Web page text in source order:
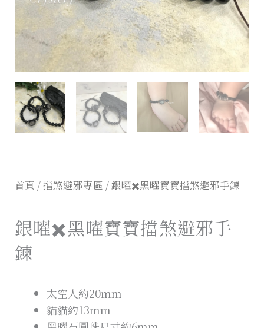
首頁 / 擋煞避邪專區 / 銀曜✖️黑曜寶寶擋煞避邪手鍊
銀曜✖️黑曜寶寶擋煞避邪手
鍊
太空人約20mm
貓貓約13mm